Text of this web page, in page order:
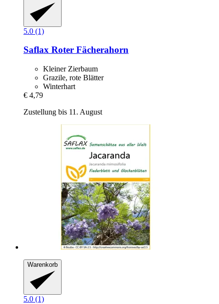
5.0 (1)
Saflax Roter Fächerahorn
Kleiner Zierbaum
Grazile, rote Blätter
Winterhart
€ 4,79
Zustellung bis 11. August
Warenkorb
5.0 (1)